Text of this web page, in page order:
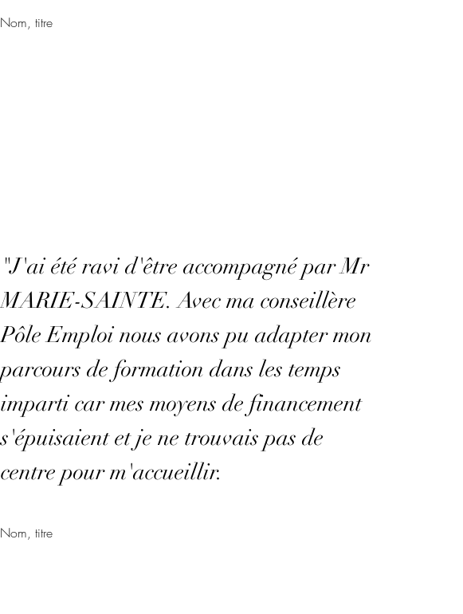
Nom, titre
"J'ai été ravi d'être accompagné par Mr
MARIE-SAINTE. Avec ma conseillère
Pôle Emploi nous avons pu adapter mon
parcours de formation dans les temps
imparti car mes moyens de financement
s'épuisaient et je ne trouvais pas de
centre pour m'accueillir.
Nom, titre